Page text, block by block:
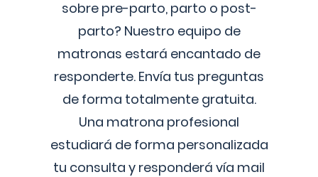
sobre pre-parto, parto o post-
parto? Nuestro equipo de
matronas estará encantado de
responderte. Envía tus preguntas
de forma totalmente gratuita.
Una matrona profesional
estudiará de forma personalizada
tu consulta y responderá vía mail